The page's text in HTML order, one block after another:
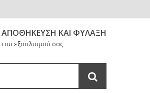
ΑΠΟΘΉΚΕΥΣΗ ΚΑΙ ΦΎΛΑΞΗ
του εξοπλισμού σας